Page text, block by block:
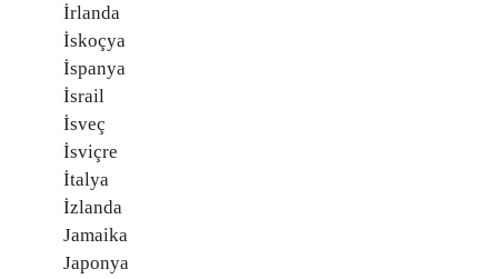
İrlanda
İskoçya
İspanya
İsrail
İsveç
İsviçre
İtalya
İzlanda
Jamaika
Japonya